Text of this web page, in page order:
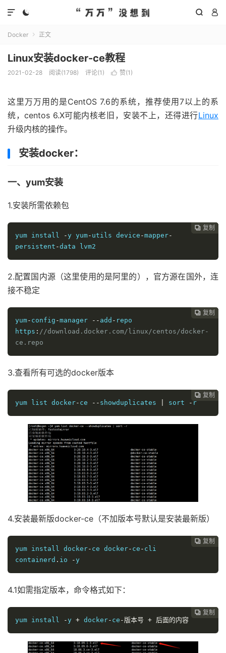
  

Docker  正文
Linux安装docker-ce教程
2021-02-28 阅读(1798) 评论(1)  赞(1 )
这里万万用的是CentOS 7.6的系统，推荐使用7以上的系
统，centos 6.X可能内核老旧，安装不上，还得进行Linux
升级内核的操作。
安装docker：
一、yum安装
1.安装所需依赖包
 复制
 复制
 复制
 复制
 复制
 复制
 复制
 复制
 复制
 复制
 复制
 复制
yum install
-y yum- utils device -mapper-
persistent -data lvm2
2.配置国内源（这里使用的是阿里的），官方源在国外，连
接不稳定
 复制
 复制
 复制
 复制
 复制
 复制
 复制
 复制
 复制
 复制
 复制
yum- config -manager -- add - repo
https : //download.docker.com/linux/centos/docker-
ce.repo
3.查看所有可选的docker版本
 复制
 复制
 复制
 复制
 复制
 复制
 复制
 复制
 复制
 复制
yum list docker- ce -- showduplicates sort - r
4.安装最新版docker-ce（不加版本号默认是安装最新版）
 复制
 复制
 复制
 复制
 复制
 复制
 复制
 复制
 复制
yum install docker- ce docker- ce - cli
containerd . io -y
4.1如需指定版本，命令格式如下：
 复制
 复制
 复制
 复制
 复制
 复制
 复制
 复制
yum install
-y + docker- ce -版本号 + 后面的内容